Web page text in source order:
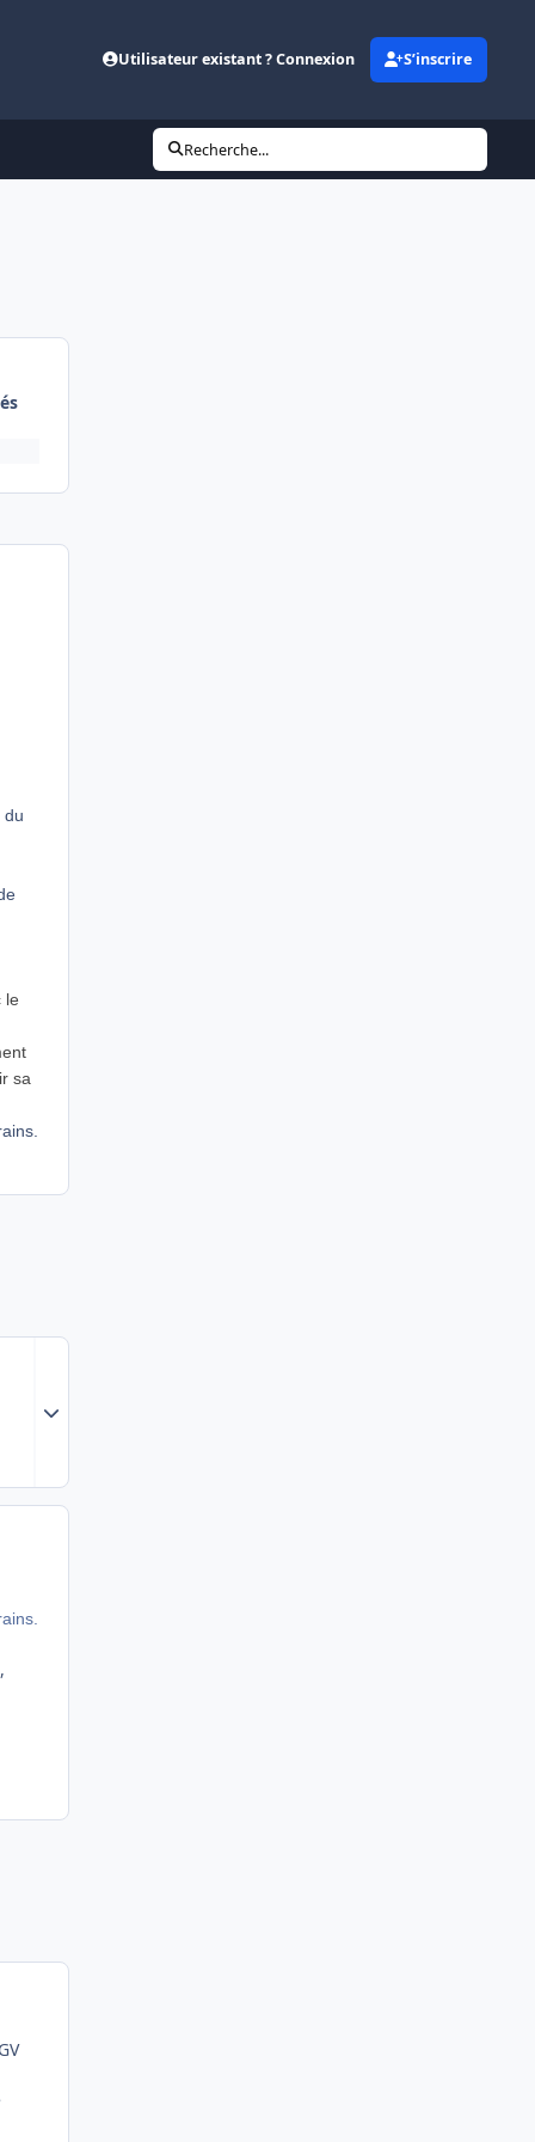
Utilisateur existant ? Connexion S’inscrire
Recherche...
du
le
sa
Expand topic overview